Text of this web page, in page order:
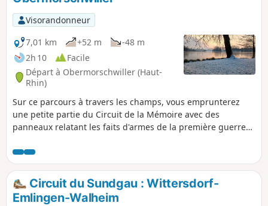
Visorandonneur
7,01 km
+52 m
-48 m
2h 10
Facile
Départ à Obermorschwiller (Haut-
Rhin)
Sur ce parcours à travers les champs, vous emprunterez
une petite partie du Circuit de la Mémoire avec des
panneaux relatant les faits d'armes de la première guerre
tour de l'étang, impressionnant par sa superficie et
agréable en toutes saisons, de nombreux bancs jalonnent
le parcours.
Circuit du Sundgau : Wittersdorf-
Emlingen-Walheim